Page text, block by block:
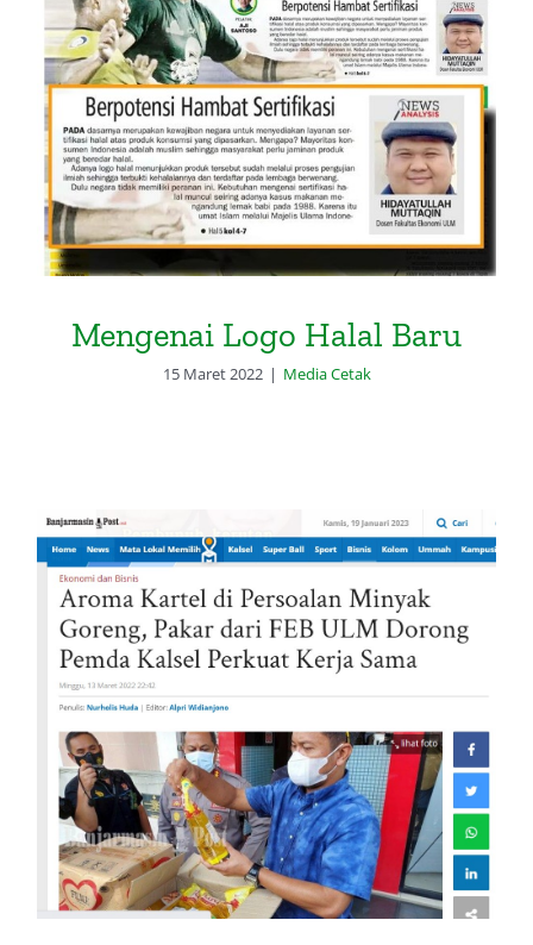
Mengenai Logo Halal Baru
Mengenai Logo Halal Baru
15 Maret 2022 | Media Cetak
Aroma Kartel di Persoalan Minyak
Goreng, Pakar dari FEB ULM
Dorong Pemda Kalsel Perkuat
Kerja